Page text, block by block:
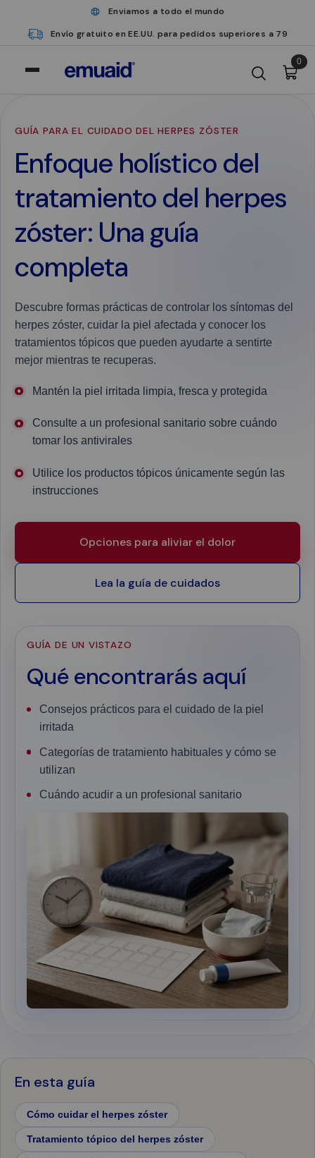
Enviamos a todo el mundo
Envío gratuito en EE.UU. para pedidos superiores a 79
0
GUÍA PARA EL CUIDADO DEL HERPES ZÓSTER
Enfoque holístico del
tratamiento del herpes
zóster: Una guía
completa
Descubre formas prácticas de controlar los síntomas del
herpes zóster, cuidar la piel afectada y conocer los
tratamientos tópicos que pueden ayudarte a sentirte
mejor mientras te recuperas.
Mantén la piel irritada limpia, fresca y protegida
Consulte a un profesional sanitario sobre cuándo
tomar los antivirales
Utilice los productos tópicos únicamente según las
instrucciones
Opciones para aliviar el dolor
Lea la guía de cuidados
GUÍA DE UN VISTAZO
Qué encontrarás aquí
Consejos prácticos para el cuidado de la piel
irritada
Categorías de tratamiento habituales y cómo se
utilizan
Cuándo acudir a un profesional sanitario
En esta guía
Cómo cuidar el herpes zóster
Tratamiento tópico del herpes zóster